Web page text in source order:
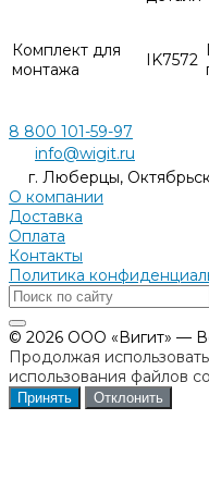
Комплект для
монтажа
IK7572
8 800 101-59-97
info@wigit.ru
г. Люберцы,
О компании
Доставка
Оплата
Контакты
Политика
© 2026 ООО «Вигит» —
Продолжая
использования файлов
Принять Отклонить